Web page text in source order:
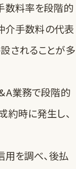
数料率を段階的
介手数料の代表
されることが多
業務で段階的
約時に発生し、
用を調べ、後払